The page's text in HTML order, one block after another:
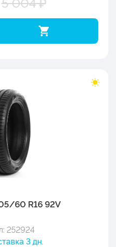
60 R16 92V
252924
3 дн.